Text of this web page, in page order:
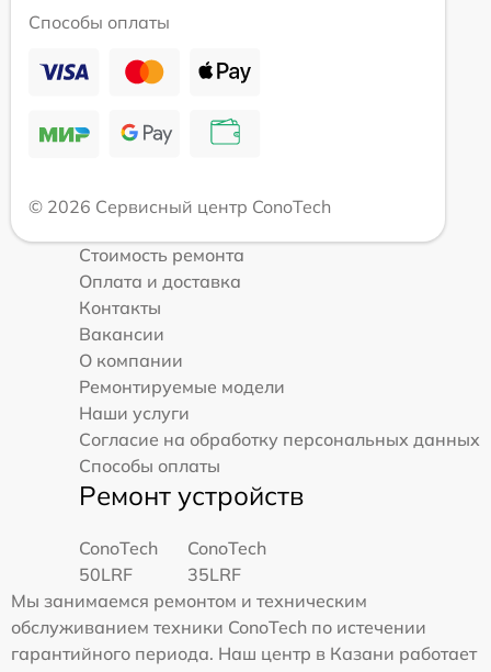
Способы оплаты
© 2026 Сервисный центр ConoTech
Стоимость ремонта
Оплата и доставка
Контакты
Вакансии
О компании
Ремонтируемые модели
Наши услуги
Согласие на обработку персональных данных
Способы оплаты
Ремонт устройств
ConoTech
50LRF
ConoTech
35LRF
Мы занимаемся ремонтом и техническим
обслуживанием техники ConoTech по истечении
гарантийного периода. Наш центр в Казани работает